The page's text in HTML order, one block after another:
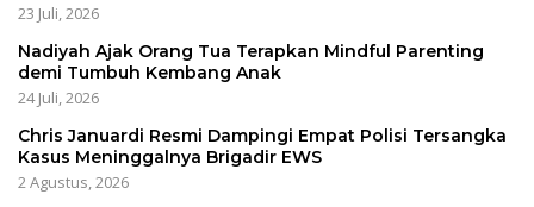
23 Juli, 2026
Nadiyah Ajak Orang Tua Terapkan Mindful Parenting
demi Tumbuh Kembang Anak
24 Juli, 2026
Chris Januardi Resmi Dampingi Empat Polisi Tersangka
Kasus Meninggalnya Brigadir EWS
2 Agustus, 2026